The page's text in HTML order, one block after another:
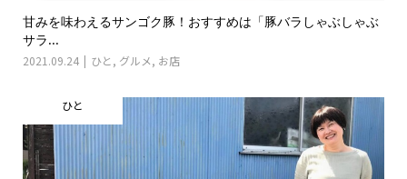
甘みを味わえるサンゴク豚！おすすめは「豚バラしゃぶしゃぶ
サラ...
2021.09.24 ひと , グルメ, お店
ひと